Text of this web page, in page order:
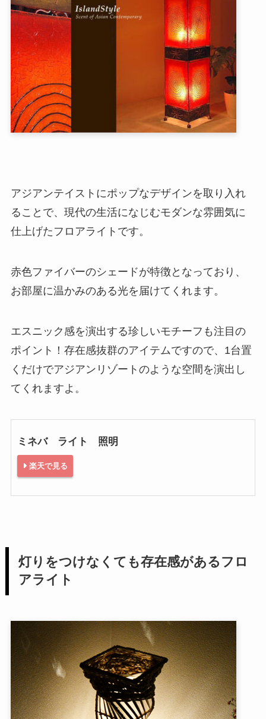
アジアンテイストにポップなデザインを取り入れ
ることで、現代の生活になじむモダンな雰囲気に
仕上げたフロアライトです。
赤色ファイバーのシェードが特徴となっており、
お部屋に温かみのある光を届けてくれます。
エスニック感を演出する珍しいモチーフも注目の
ポイント！存在感抜群のアイテムですので、1台置
くだけでアジアンリゾートのような空間を演出し
てくれますよ。
ミネバ ライト 照明
楽天で見る
灯りをつけなくても存在感があるフロ
アライト